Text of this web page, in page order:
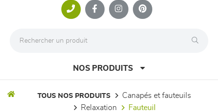
NOS PRODUITS
TOUS NOS PRODUITS
canapés et fauteuils
relaxation
fauteuil